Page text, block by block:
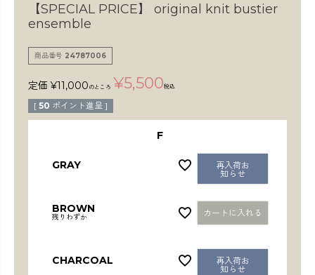
検索
【SPECIAL PRICE】
original knit bustier
ensemble
商品番号 24787006
定価 ¥11,000 のところ ¥5,500税込
[ 50 ポイント進呈 ]
F
GRAY
再入荷お
知らせ
BROWN
残りわずか カートに入れる
CHARCOAL
再入荷お
知らせ